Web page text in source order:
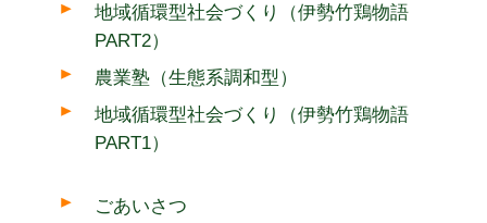
地域循環型社会づくり（伊勢竹鶏物語
PART2）
農業塾（生態系調和型）
地域循環型社会づくり（伊勢竹鶏物語
PART1）
ごあいさつ